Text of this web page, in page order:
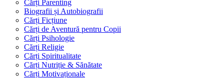
Cărți Parenting
Biografii și Autobiografii
Cărți Ficțiune
Cărți de Aventură pentru Copii
Cărți Psihologie
Cărți Religie
Cărți Spiritualitate
Cărți Nutriție & Sănătate
Cărți Motivaționale